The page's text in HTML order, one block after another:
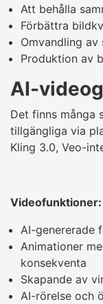
Att behålla
Förbättra
Omvandling
Produktion av
AI-
Det finns många
tillgängliga via
Kling 3.0, Veo-
Videofunktioner:
AI-genererade
Animationer
konsekventa
Skapande av
AI-rörelse och